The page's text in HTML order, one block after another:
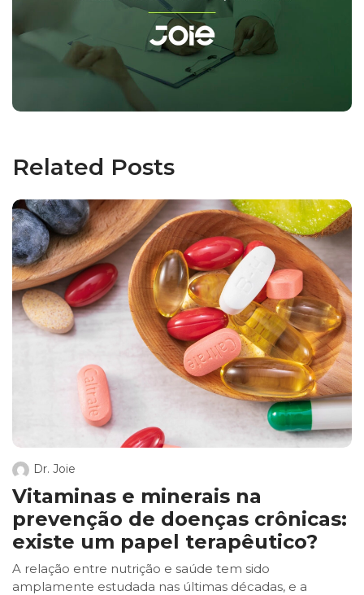
Related Posts
Dr. Joie
Vitaminas e minerais na
prevenção de doenças crônicas:
existe um papel terapêutico?
A relação entre nutrição e saúde tem sido
amplamente estudada nas últimas décadas, e a